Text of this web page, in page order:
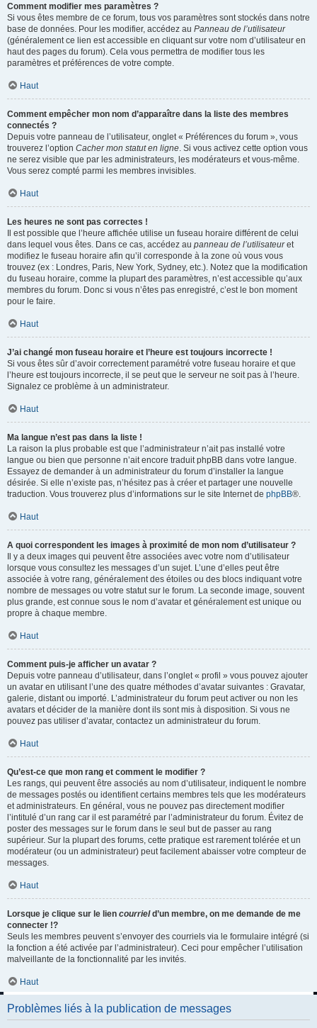
Comment modifier mes paramètres ?
Si vous êtes membre de ce forum, tous vos paramètres sont stockés dans notre
base de données. Pour les modifier, accédez au Panneau de l’utilisateur
(généralement ce lien est accessible en cliquant sur votre nom d’utilisateur en
haut des pages du forum). Cela vous permettra de modifier tous les
paramètres et préférences de votre compte.
Haut
Comment empêcher mon nom d’apparaître dans la liste des membres
connectés ?
Depuis votre panneau de l’utilisateur, onglet « Préférences du forum », vous
trouverez l’option Cacher mon statut en ligne . Si vous activez cette option vous
ne serez visible que par les administrateurs, les modérateurs et vous-même.
Vous serez compté parmi les membres invisibles.
Haut
Les heures ne sont pas correctes !
Il est possible que l’heure affichée utilise un fuseau horaire différent de celui
dans lequel vous êtes. Dans ce cas, accédez au panneau de l’utilisateuret
modifiez le fuseau horaire afin qu’il corresponde à la zone où vous vous
trouvez (ex : Londres, Paris, New York, Sydney, etc.). Notez que la modification
du fuseau horaire, comme la plupart des paramètres, n’est accessible qu’aux
membres du forum. Donc si vous n’êtes pas enregistré, c’est le bon moment
pour le faire.
Haut
J’ai changé mon fuseau horaire et l’heure est toujours incorrecte !
Si vous êtes sûr d’avoir correctement paramétré votre fuseau horaire et que
l’heure est toujours incorrecte, il se peut que le serveur ne soit pas à l’heure.
Signalez ce problème à un administrateur.
Haut
Ma langue n’est pas dans la liste !
La raison la plus probable est que l’administrateur n’ait pas installé votre
langue ou bien que personne n’ait encore traduit phpBB dans votre langue.
Essayez de demander à un administrateur du forum d’installer la langue
désirée. Si elle n’existe pas, n’hésitez pas à créer et partager une nouvelle
traduction. Vous trouverez plus d’informations sur le site Internet de phpBB®.
Haut
A quoi correspondent les images à proximité de mon nom d’utilisateur ?
Il y a deux images qui peuvent être associées avec votre nom d’utilisateur
lorsque vous consultez les messages d’un sujet. L’une d’elles peut être
associée à votre rang, généralement des étoiles ou des blocs indiquant votre
nombre de messages ou votre statut sur le forum. La seconde image, souvent
plus grande, est connue sous le nom d’avatar et généralement est unique ou
propre à chaque membre.
Haut
Comment puis-je afficher un avatar ?
Depuis votre panneau d’utilisateur, dans l’onglet « profil » vous pouvez ajouter
un avatar en utilisant l’une des quatre méthodes d’avatar suivantes : Gravatar,
galerie, distant ou importé. L’administrateur du forum peut activer ou non les
avatars et décider de la manière dont ils sont mis à disposition. Si vous ne
pouvez pas utiliser d’avatar, contactez un administrateur du forum.
Haut
Qu’est-ce que mon rang et comment le modifier ?
Les rangs, qui peuvent être associés au nom d’utilisateur, indiquent le nombre
de messages postés ou identifient certains membres tels que les modérateurs
et administrateurs. En général, vous ne pouvez pas directement modifier
l’intitulé d’un rang car il est paramétré par l’administrateur du forum. Évitez de
poster des messages sur le forum dans le seul but de passer au rang
supérieur. Sur la plupart des forums, cette pratique est rarement tolérée et un
modérateur (ou un administrateur) peut facilement abaisser votre compteur de
messages.
Haut
Lorsque je clique sur le lien courrield’un membre, on me demande de me
connecter !?
Seuls les membres peuvent s’envoyer des courriels via le formulaire intégré (si
la fonction a été activée par l’administrateur). Ceci pour empêcher l’utilisation
malveillante de la fonctionnalité par les invités.
Haut
Problèmes liés à la publication de messages